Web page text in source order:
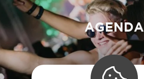
AGENDA